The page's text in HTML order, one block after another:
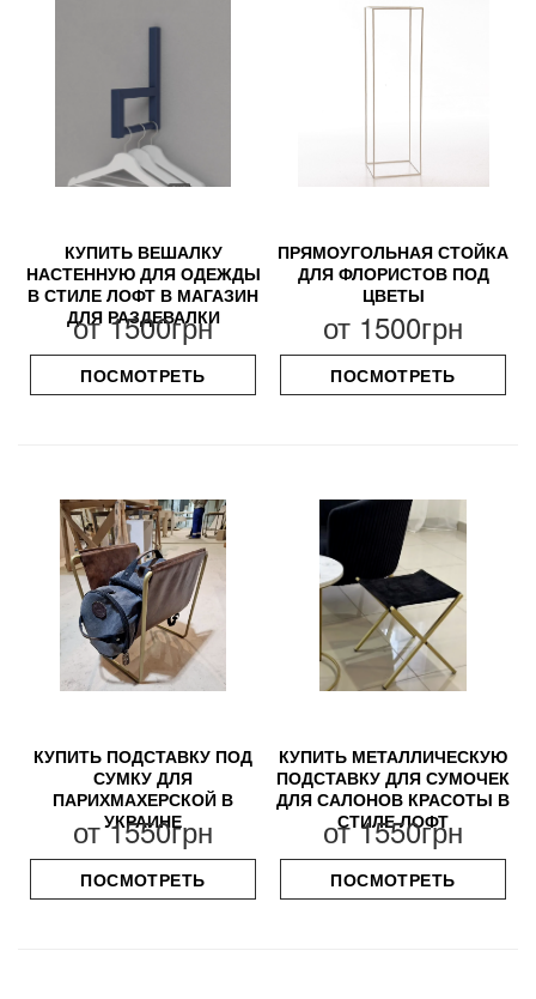
КУПИТЬ ВЕШАЛКУ
НАСТЕННУЮ ДЛЯ ОДЕЖДЫ
В СТИЛЕ ЛОФТ В МАГАЗИН
ДЛЯ РАЗДЕВАЛКИ
от1500грн
ПОСМОТРЕТЬ
ПРЯМОУГОЛЬНАЯ СТОЙКА
ДЛЯ ФЛОРИСТОВ ПОД
ЦВЕТЫ
от 1500грн
ПОСМОТРЕТЬ
КУПИТЬ ПОДСТАВКУ ПОД
СУМКУ ДЛЯ
ПАРИХМАХЕРСКОЙ В
УКРАИНЕ
от1550грн
ПОСМОТРЕТЬ
КУПИТЬ МЕТАЛЛИЧЕСКУЮ
ПОДСТАВКУ ДЛЯ СУМОЧЕК
ДЛЯ САЛОНОВ КРАСОТЫ В
СТИЛЕ ЛОФТ
от1550грн
ПОСМОТРЕТЬ